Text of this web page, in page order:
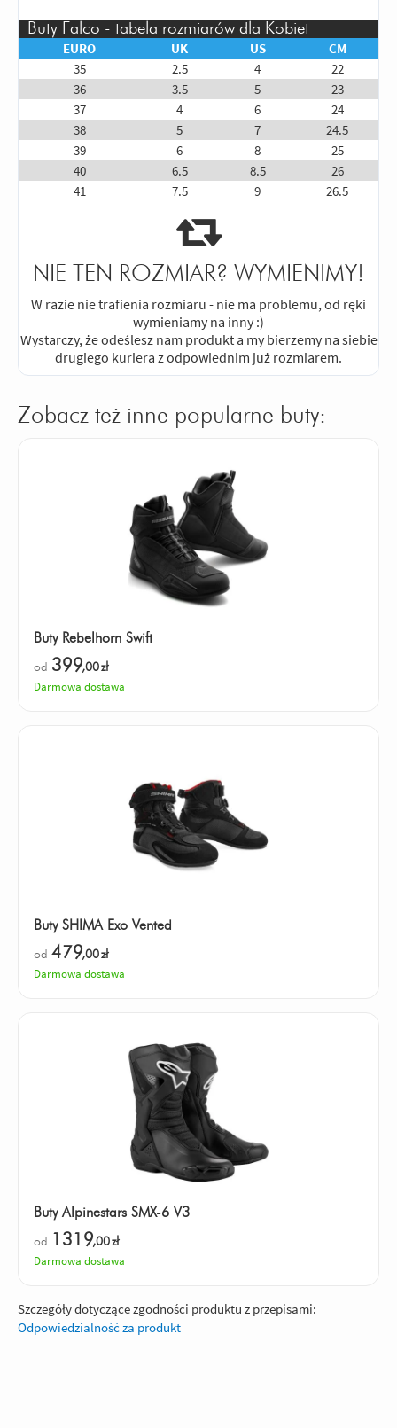
Buty Falco - tabela rozmiarów dla Kobiet
EURO
UK US
CM
35
2.5 4
22
36
3.5 5
23
37
4 6
24
38
5 7
24.5
39
6 8
25
40
6.5 8.5
26
41
7.5 9 26.5
NIE TEN ROZMIAR? WYMIENIMY!
W razie nie trafienia rozmiaru - nie ma problemu, od ręki
wymieniamy na inny :)
Wystarczy, że odeślesz nam produkt a my bierzemy na siebie
drugiego kuriera z odpowiednim już rozmiarem.
Zobacz też inne popularne buty:
Buty Rebelhorn Swift
od 399,00zł
Darmowa dostawa
Buty SHIMA Exo Vented
od 479,00zł
Darmowa dostawa
Buty Alpinestars SMX-6 V3
od 1319,00zł
Darmowa dostawa
Szczegóły dotyczące zgodności produktu z przepisami:
Odpowiedzialność za produkt